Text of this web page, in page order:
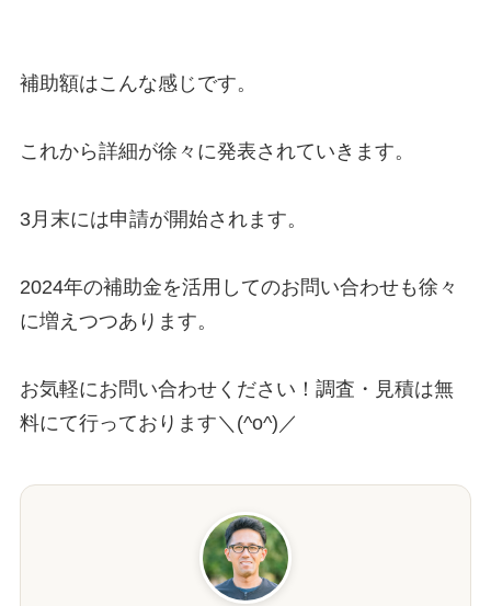
補助額はこんな感じです。
これから詳細が徐々に発表されていきます。
3月末には申請が開始されます。
2024年の補助金を活用してのお問い合わせも徐々
に増えつつあります。
お気軽にお問い合わせください！調査・見積は無
料にて行っております＼(^o^)／